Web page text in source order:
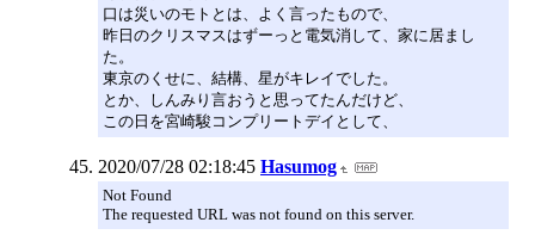
口は災いのモトとは、よく言ったもので、
昨日のクリスマスはずーっと電気消して、家に居まし
た。
東京のくせに、結構、星がキレイでした。
とか、しんみり言おうと思ってたんだけど、
この日を宮崎駿コンプリートデイとして、
2020/07/28 02:18:45 Hasumog
Not Found
The requested URL was not found on this server.